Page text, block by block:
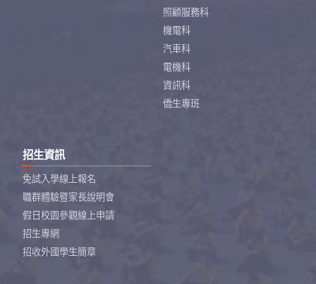
照顧服務科
機電科
汽車科
電機科
資訊科
僑生專班
招生資訊
免試入學線上報名
職群體驗暨家長說明會
假日校園參觀線上申請
招生專網
招收外國學生簡章